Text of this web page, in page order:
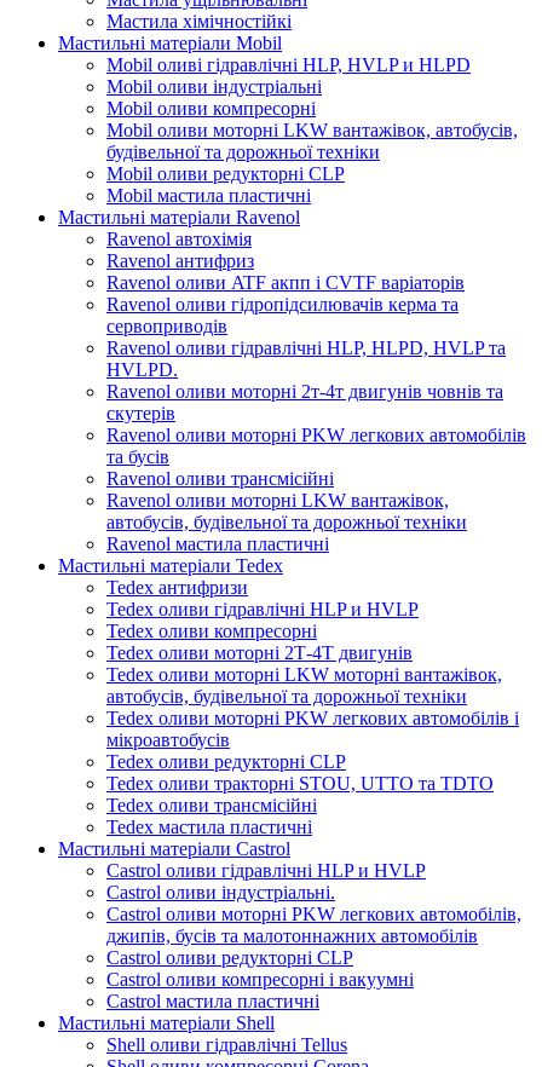
Мастила хімічностійкі
Мастильні матеріали Mobil
Mobil оливі гідравлічні HLP, HVLP и HLPD
Mobil оливи індустріальні
Mobil оливи компресорні
Mobil оливи моторні LKW вантажівок, автобусів,
будівельної та дорожньої техніки
Mobil оливи редукторні CLP
Mobil мастила пластичні
Мастильні матеріали Ravenol
Ravenol автохімія
Ravenol антифриз
Ravenol оливи ATF акпп і CVTF варіаторів
Ravenol оливи гідропідсилювачів керма та
сервоприводів
Ravenol оливи гідравлічні HLP, HLPD, HVLP та
HVLPD.
Ravenol оливи моторні 2т-4т двигунів човнів та
скутерів
Ravenol оливи моторні PKW легкових автомобілів
та бусів
Ravenol оливи трансмісійні
Ravenol оливи моторні LKW вантажівок,
автобусів, будівельної та дорожньої техніки
Ravenol мастила пластичні
Мастильні матеріали Tedex
Tedex антифризи
Tedex оливи гідравлічні HLP и HVLP
Tedex оливи компресорні
Tedex оливи моторні 2Т-4Т двигунів
Tedex оливи моторні LKW моторні вантажівок,
автобусів, будівельної та дорожньої техніки
Tedex оливи моторні PKW легкових автомобілів і
мікроавтобусів
Tedex оливи редукторні CLP
Tedex оливи тракторні STOU, UTTO та TDTO
Tedex оливи трансмісійні
Tedex мастила пластичні
Мастильні матеріали Castrol
Castrol оливи гідравлічні HLP и HVLP
Castrol оливи індустріальні.
Castrol оливи моторні PKW легкових автомобілів,
джипів, бусів та малотоннажних автомобілів
Castrol оливи редукторні CLP
Castrol оливи компресорні і вакуумні
Castrol мастила пластичні
Мастильні матеріали Shell
Shell оливи гідравлічні Tellus